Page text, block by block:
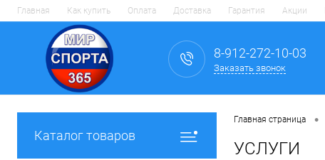
Главная Как купить Оплата Доставка Гарантия Акции
8-912-272-10-03
Заказать звонок
Каталог товаров
Главная страница •
УСЛУГИ